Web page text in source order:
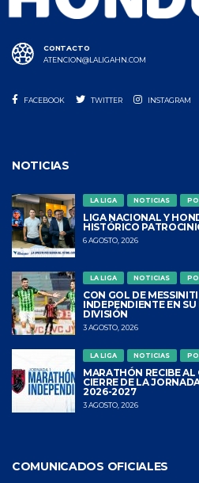
CONTACTO
ATENCION@LALIGAHN.COM
FACEBOOK TWITTER INSTAGRAM
NOTICIAS
LA LIGA NOTICIAS
LIGA NACIONAL Y
HISTÓRICO
6 AGOSTO, 2026
LA LIGA NOTICIAS
CON GOL DE
INDEPENDIENTE EN
DIVISIÓN
3 AGOSTO, 2026
LA LIGA NOTICIAS
MARATHÓN RECIBE AL
CIERRE DE LA
2026-2027
3 AGOSTO, 2026
COMUNICADOS OFICIALES